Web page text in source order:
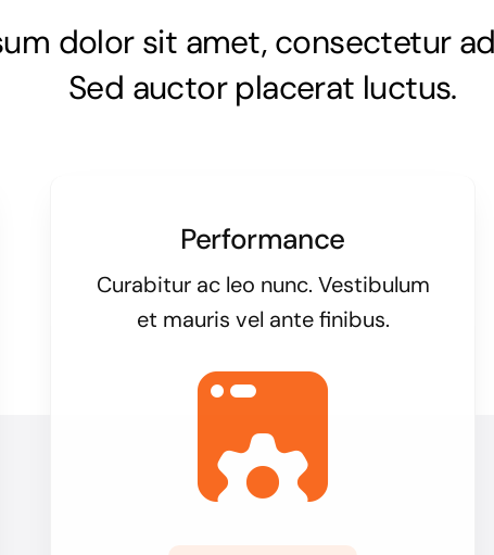
dolor sit amet, consectetur
Sed auctor placerat luctus.
Performance
Curabitur ac leo nunc. Vestibulum
et mauris vel ante finibus.